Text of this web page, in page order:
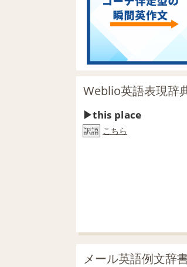
Weblio英語表現辞
this place
訳語 こちら
メール英語例文辞